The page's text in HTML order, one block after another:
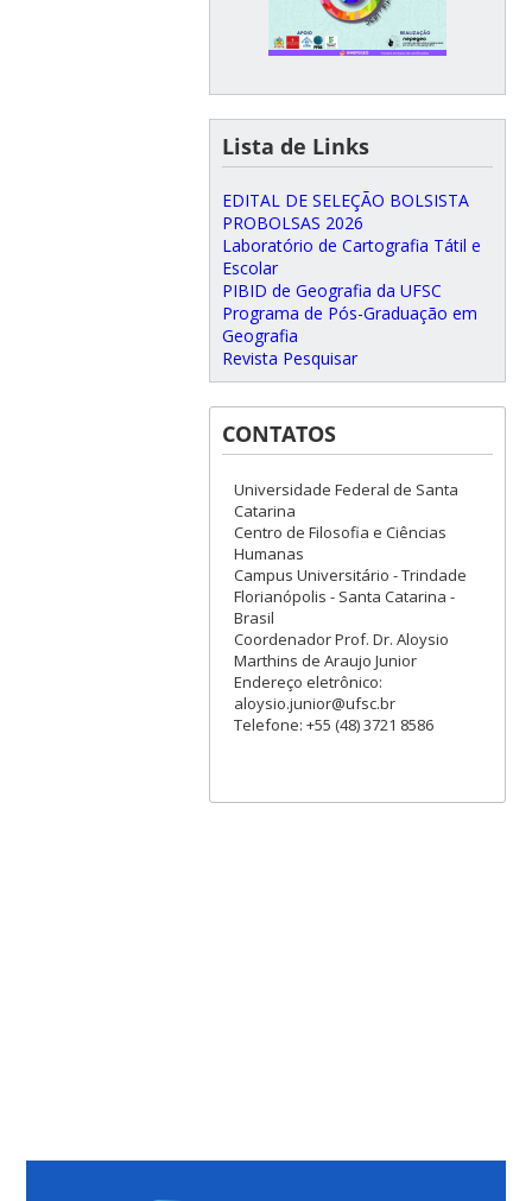
Lista de Links
EDITAL DE SELEÇÃO BOLSISTA
PROBOLSAS 2026
Laboratório de Cartografia Tátil e
Escolar
PIBID de Geografia da UFSC
Programa de Pós-Graduação em
Geografia
Revista Pesquisar
CONTATOS
Universidade Federal de Santa
Catarina
Centro de Filosofia e Ciências
Humanas
Campus Universitário - Trindade
Florianópolis - Santa Catarina -
Brasil
Coordenador Prof. Dr. Aloysio
Marthins de Araujo Junior
Endereço eletrônico:
aloysio.junior@ufsc.br
Telefone: +55 (48) 3721 8586